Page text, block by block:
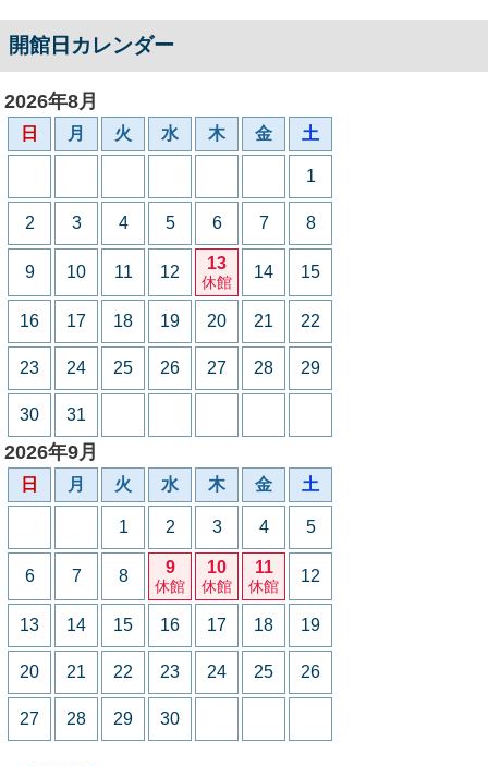
開館日カレンダー
2026年8月
日 月 火 水 木 金 土
1
2 3 4 5 6 7 8
9 10 11 12 13
休館
14 15
16 17 18 19 20 21 22
23 24 25 26 27 28 29
30 31
2026年9月
日 月 火 水 木 金 土
1 2 3 4 5
6 7 8 9
休館
10
休館
11
休館
12
13 14 15 16 17 18 19
20 21 22 23 24 25 26
27 28 29 30